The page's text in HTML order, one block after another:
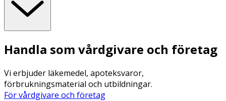
Handla som vårdgivare och företag
Vi erbjuder läkemedel, apoteksvaror,
förbrukningsmaterial och utbildningar.
För vårdgivare och företag